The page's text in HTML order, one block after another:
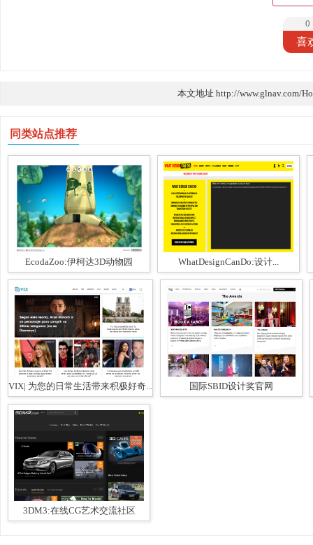
0
喜
本文地址 http://www.glnav.com/
同类站点推荐
EcodaZoo:伊柯达3D动物园 WhatDesignCanDo:设计...
VIX| 为您的日常生活带来积极好奇... 国际SBID设计奖官网
3DM3:在线CG艺术交流社区